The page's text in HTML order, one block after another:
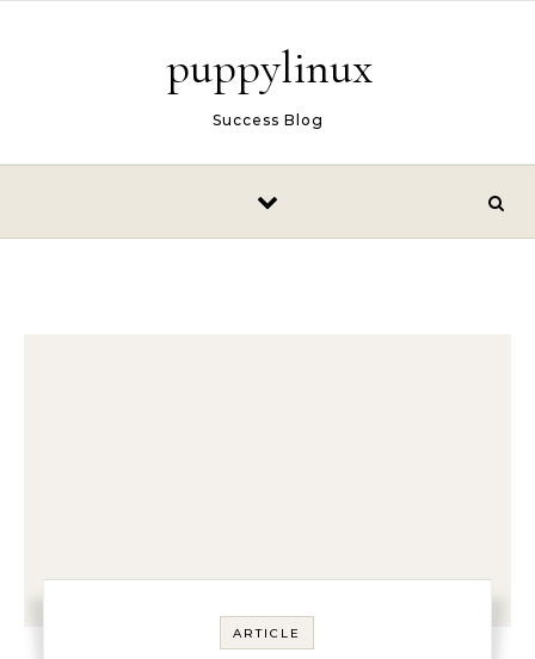
puppylinux
Success Blog
ARTICLE